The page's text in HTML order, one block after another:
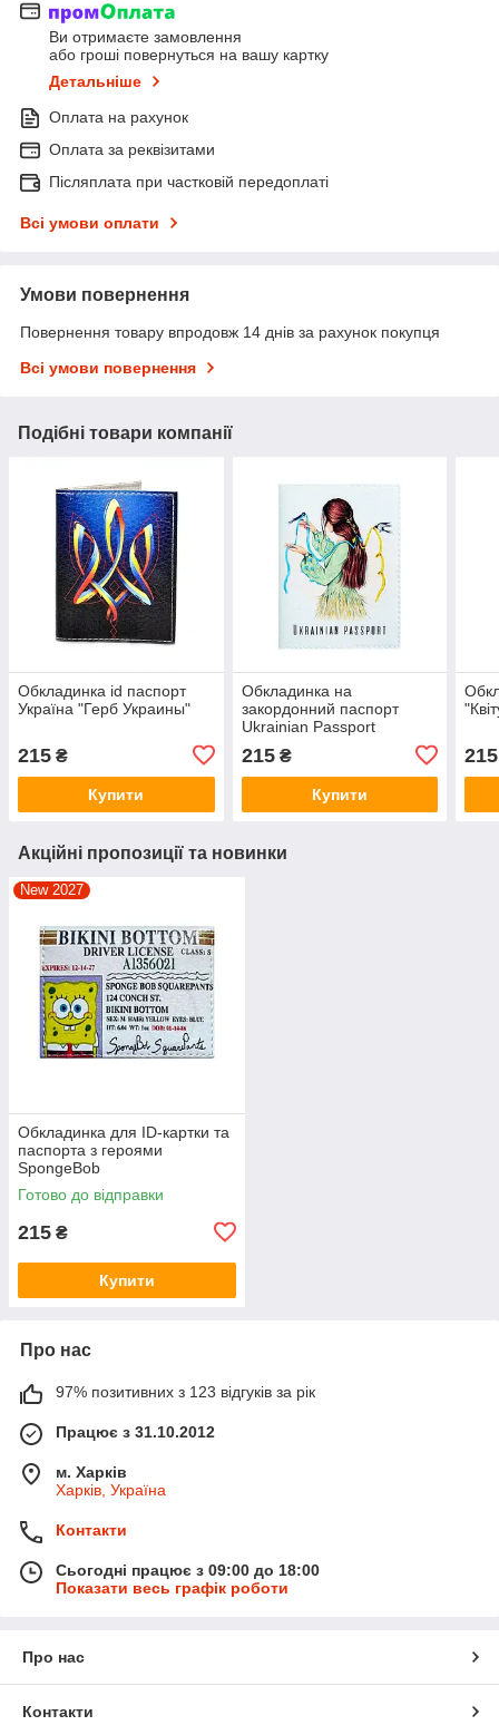
Ви отримаєте замовлення
або гроші повернуться на вашу картку
Детальніше
Оплата на рахунок
Оплата за реквізитами
Післяплата при частковій передоплаті
Всі умови оплати
Умови повернення
Повернення товару впродовж 14 днів за рахунок покупця
Всі умови повернення
Подібні товари компанії
Обкладинка id паспорт
Україна "Герб Украины"
215 ₴
Купити
Обкладинка на
закордонний паспорт
Ukrainian Passport
215₴
Купити
215
Акційні пропозиції та новинки
New 2027
Обкладинка для ID-картки та
паспорта з героями
SpongeBob
Готово до відправки
215 ₴
Купити
Про нас
97% позитивних з 123 відгуків за рік
Працює з 31.10.2012
м. Харків
Харків, Україна
Контакти
Сьогодні працює з 09:00 до 18:00
Показати весь графік роботи
Про нас
Контакти